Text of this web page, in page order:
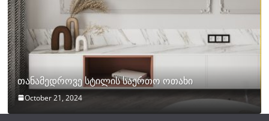
თანამედროვე სტილის საერთო ოთახი
October 21, 2024